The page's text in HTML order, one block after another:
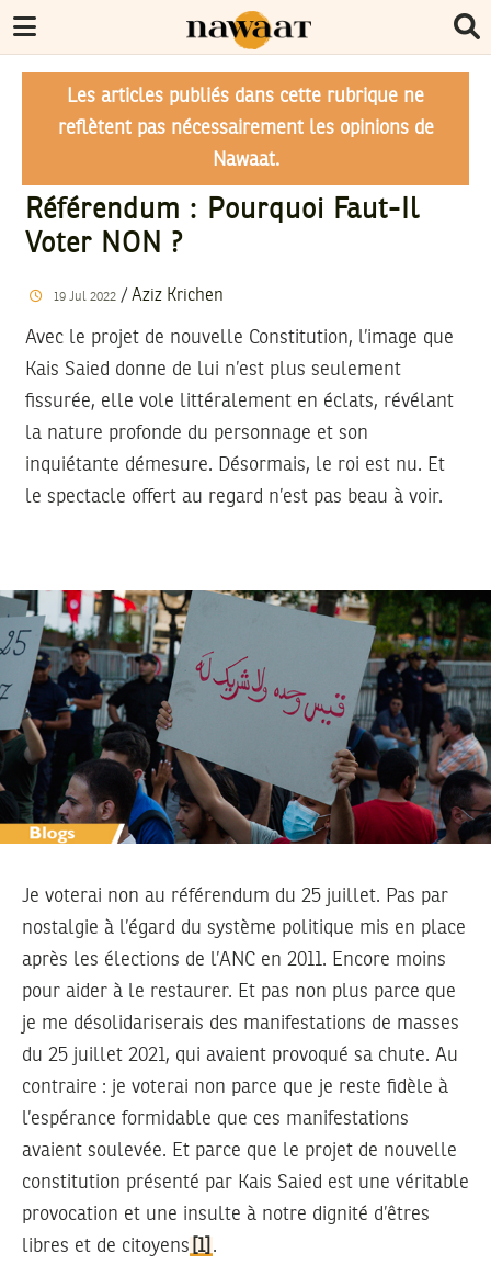
Les articles publiés dans cette rubrique ne
reflètent pas nécessairement les opinions de
Nawaat.
Référendum : Pourquoi Faut-Il
Voter NON ?
19 Jul 2022/ Aziz Krichen
Avec le projet de nouvelle Constitution, l’image que
Kais Saied donne de lui n’est plus seulement
fissurée, elle vole littéralement en éclats, révélant
la nature profonde du personnage et son
inquiétante démesure. Désormais, le roi est nu. Et
le spectacle offert au regard n’est pas beau à voir.
Je voterai non au référendum du 25 juillet. Pas par
nostalgie à l’égard du système politique mis en place
après les élections de l’ANC en 2011. Encore moins
pour aider à le restaurer. Et pas non plus parce que
je me désolidariserais des manifestations de masses
du 25 juillet 2021, qui avaient provoqué sa chute. Au
contraire : je voterai non parce que je reste fidèle à
l’espérance formidable que ces manifestations
avaient soulevée. Et parce que le projet de nouvelle
constitution présenté par Kais Saied est une véritable
provocation et une insulte à notre dignité d’êtres
libres et de citoyens [1] .